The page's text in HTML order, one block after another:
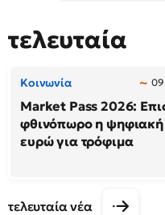
τελευταία
Κοινωνία
Market Pass 2026:
φθινόπωρο η ψηφιακή
ευρώ για τρόφιμα
τελευταία νέα